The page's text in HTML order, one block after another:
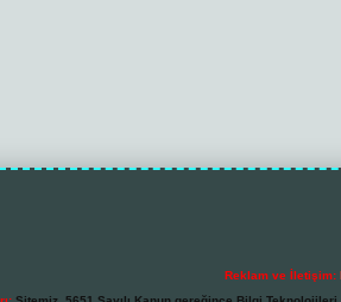
Reklam ve İletişim: